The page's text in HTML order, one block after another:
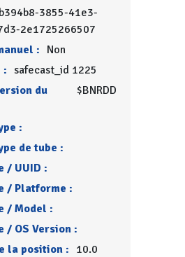
3855-41e3-
2e1725266507
: Non
: safecast_id 1225
du
$BNRDD
:
de tube :
/ UUID :
/ Platforme :
/ Model :
/ OS Version :
la position : 10.0